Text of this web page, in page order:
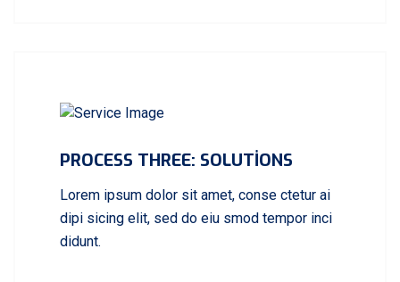
PROCESS THREE: SOLUTIONS
Lorem ipsum dolor sit amet, conse ctetur ai
dipi sicing elit, sed do eiu smod tempor inci
didunt.